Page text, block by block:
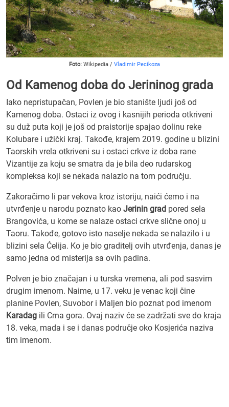
Foto: Wikipedia / Vladimir Pecikoza
Od Kamenog doba do Jerininog grada
Iako nepristupačan, Povlen je bio stanište ljudi još od
Kamenog doba. Ostaci iz ovog i kasnijih perioda otkriveni
su duž puta koji je još od praistorije spajao dolinu reke
Kolubare i užički kraj. Takođe, krajem 2019. godine u blizini
Taorskih vrela otkriveni su i ostaci crkve iz doba rane
Vizantije za koju se smatra da je bila deo rudarskog
kompleksa koji se nekada nalazio na tom području.
Zakoračimo li par vekova kroz istoriju, naići ćemo i na
utvrđenje u narodu poznato kao Jerinin grad pored sela
Brangovića, u kome se nalaze ostaci crkve slične onoj u
Taoru. Takođe, gotovo isto naselje nekada se nalazilo i u
blizini sela Ćelija. Ko je bio graditelj ovih utvrđenja, danas je
samo jedna od misterija sa ovih padina.
Polven je bio značajan i u turska vremena, ali pod sasvim
drugim imenom. Naime, u 17. veku je venac koji čine
planine Povlen, Suvobor i Maljen bio poznat pod imenom
Karadag ili Crna gora. Ovaj naziv će se zadržati sve do kraja
18. veka, mada i se i danas područje oko Kosjerića naziva
tim imenom.